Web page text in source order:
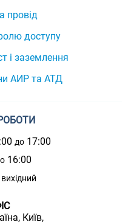
провід
доступу
і заземлення
АИР та АТД
до 17:00
16:00
вихідний
Київ,